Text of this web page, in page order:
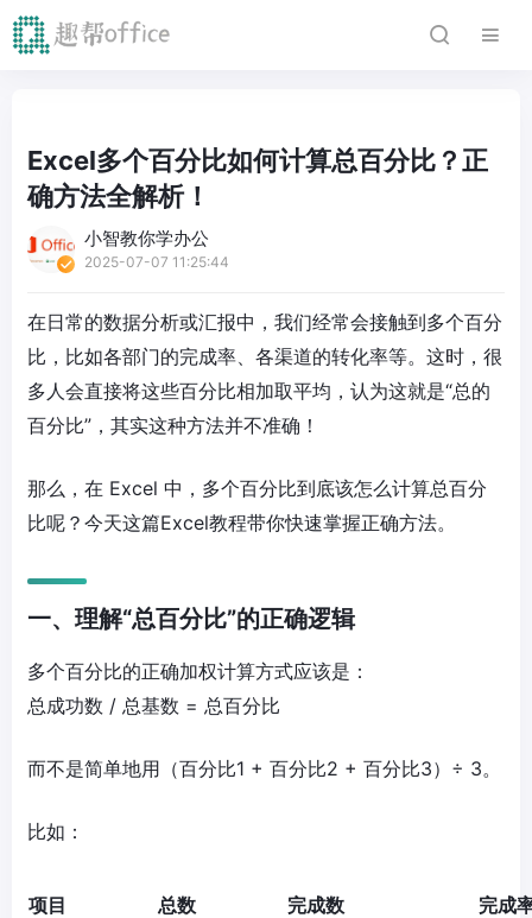
Excel多个百分比如何计算总百分比？正
确方法全解析！
小智教你学办公
2025-07-07 11:25:44
在日常的数据分析或汇报中，我们经常会接触到多个百分
比，比如各部门的完成率、各渠道的转化率等。这时，很
多人会直接将这些百分比相加取平均，认为这就是“总的
百分比”，其实这种方法并不准确！
那么，在 Excel 中，多个百分比到底该怎么计算总百分
比呢？今天这篇Excel教程带你快速掌握正确方法。
一、理解“总百分比”的正确逻辑
多个百分比的正确加权计算方式应该是：
总成功数 / 总基数 = 总百分比
而不是简单地用（百分比1 + 百分比2 + 百分比3）÷ 3。
比如：
项目 总数 完成数
完成